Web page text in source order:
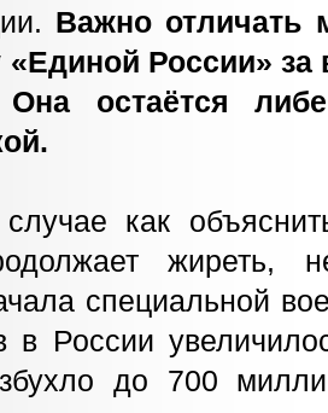
Важно отличать
«Единой России» за
Она остаётся
как
специальной
в России
до 700